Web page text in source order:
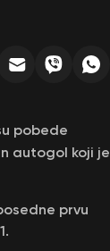
pobede
autogol koji je
prvu